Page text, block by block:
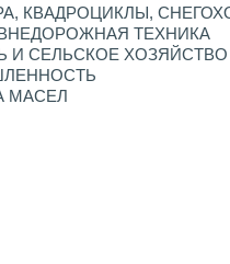
КВАДРОЦИКЛЫ,
ТЕХНИКА
СЕЛЬСКОЕ ХОЗЯЙСТВО
МАСЕЛ